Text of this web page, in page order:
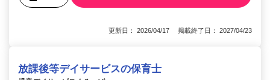
更新日： 2026/04/17 掲載終了日： 2027/04/23
放課後等デイサービスの保育士